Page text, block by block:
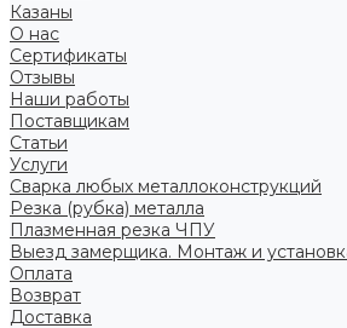
Казаны
О нас
Сертификаты
Отзывы
Наши работы
Поставщикам
Статьи
Услуги
Сварка любых металлоконструкций
Резка (рубка) металла
Плазменная резка ЧПУ
Выезд замерщика. Монтаж и
Оплата
Возврат
Доставка